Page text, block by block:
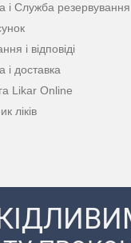
і Служба резервування
і відповіді
і доставка
Likar Online
ліків